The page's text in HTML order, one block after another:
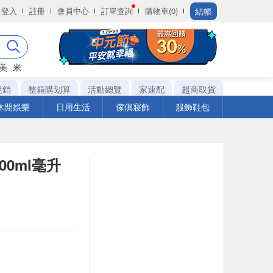
登入 註冊 會員中心 訂單查詢 購物車(0) 結帳
米
銷
整箱購划算 活動總覽 家速配
超商取貨
閒娛樂
日用生活 傢俱寢飾 服飾鞋包
毫升